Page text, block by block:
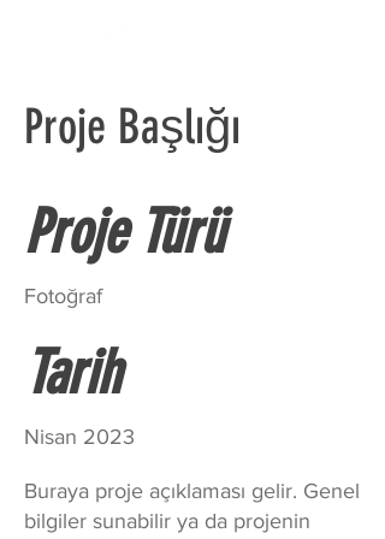
Proje Başlığı
Proje Türü
Fotoğraf
Tarih
Nisan 2023
Buraya proje açıklaması gelir. Genel
bilgiler sunabilir ya da projenin